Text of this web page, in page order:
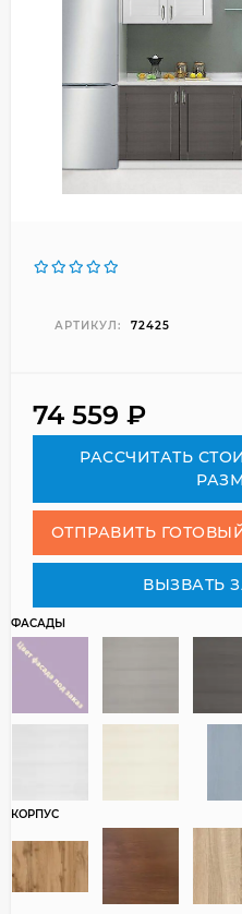
АРТИКУЛ: 72425
74 559 ₽
РАСCЧИТАТЬ
ОТПРАВИТЬ
ВЫЗВАТЬ
ФАСАДЫ
КОРПУС